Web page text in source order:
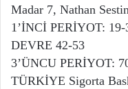
Madar 7, Nathan
1’İNCİ PERİYOT: 19-
DEVRE 42-53
3’ÜNCU PERİYOT:
TÜRKİYE Sigorta